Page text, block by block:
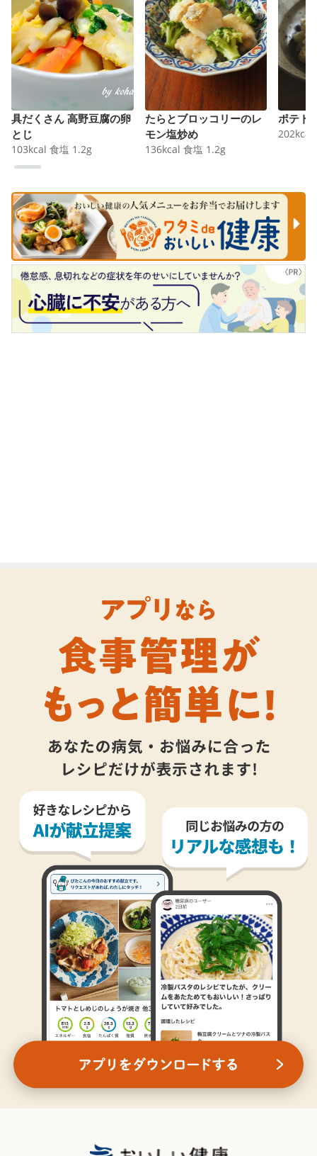
具だくさん 高野豆腐の卵
とじ
103kcal 食塩 1.2g
たらとブロッコリーのレ
モン塩炒め
136kcal 食塩 1.2g
ポテト
202kcal